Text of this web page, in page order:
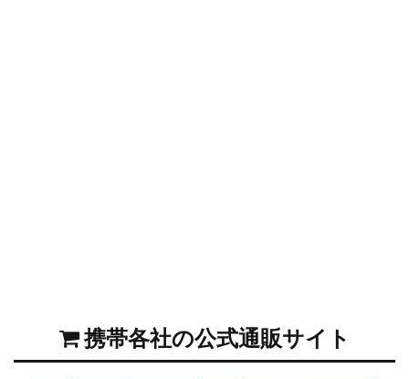
携帯各社の公式通販サイト